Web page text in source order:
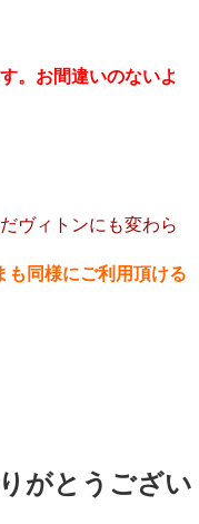
。お間違いのないよ
も同様にご利用頂ける
がとうござい